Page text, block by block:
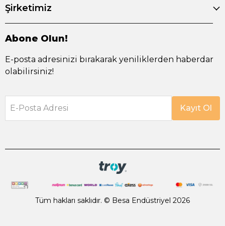
Şirketimiz
Abone Olun!
E-posta adresinizi bırakarak yeniliklerden haberdar
olabilirsiniz!
E-Posta Adresi Kayıt Ol
Tüm hakları saklıdır. © Besa Endüstriyel 2026